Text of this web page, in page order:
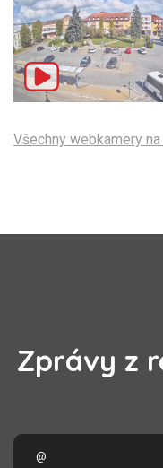
Všechny webkamery
Zprávy z